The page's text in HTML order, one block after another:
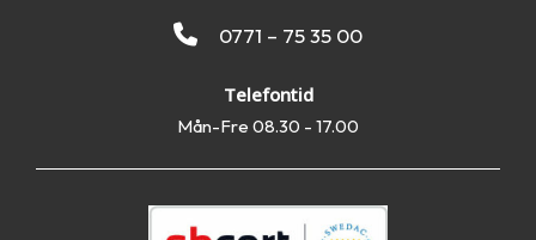
0771 – 75 35 00
Telefontid
Mån-Fre 08.30 - 17.00